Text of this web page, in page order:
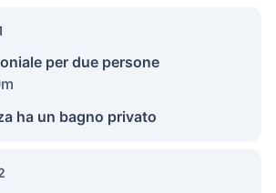
per due persone
ha un bagno privato